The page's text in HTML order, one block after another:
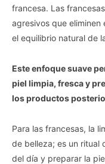
francesa. Las
agresivos que
el equilibrio natural de
Este enfoque suave
piel limpia, fresca y
los productos
Para las francesas, la
de belleza; es un ritual
del día y preparar la